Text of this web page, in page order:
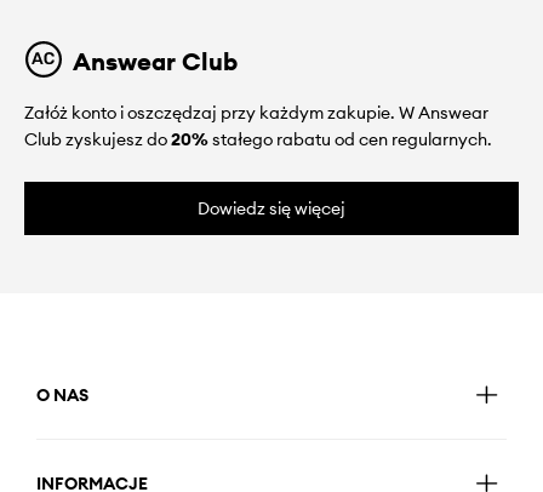
Answear Club
Załóż konto i oszczędzaj przy każdym zakupie. W Answear
Club zyskujesz do20%stałego rabatu od cen regularnych.
Dowiedz się więcej
O NAS
INFORMACJE